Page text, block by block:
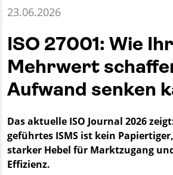
23.06.2026
ISO 27001: Wie
Mehrwert
Aufwand senken
Das aktuelle ISO Journal 2026
geführtes ISMS ist kein
starker Hebel für Marktzugang
Effizienz.